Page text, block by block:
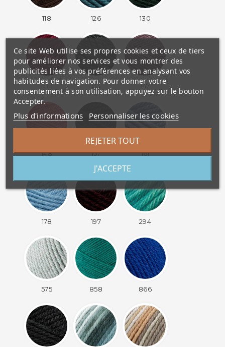
118 126 130
131 133 147
148 157 161
178 197 294
575 858 866
Ce site Web utilise ses propres cookies et ceux de tiers
pour améliorer nos services et vous montrer des
publicités liées à vos préférences en analysant vos
habitudes de navigation. Pour donner votre
consentement à son utilisation, appuyez sur le bouton
Accepter.
Plus d'informations Personnaliser les cookies
REJETER TOUT
J'ACCEPTE